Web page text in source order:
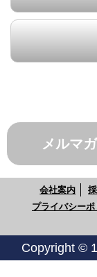
メルマ
会社案内
プライバシー
Copyright ©